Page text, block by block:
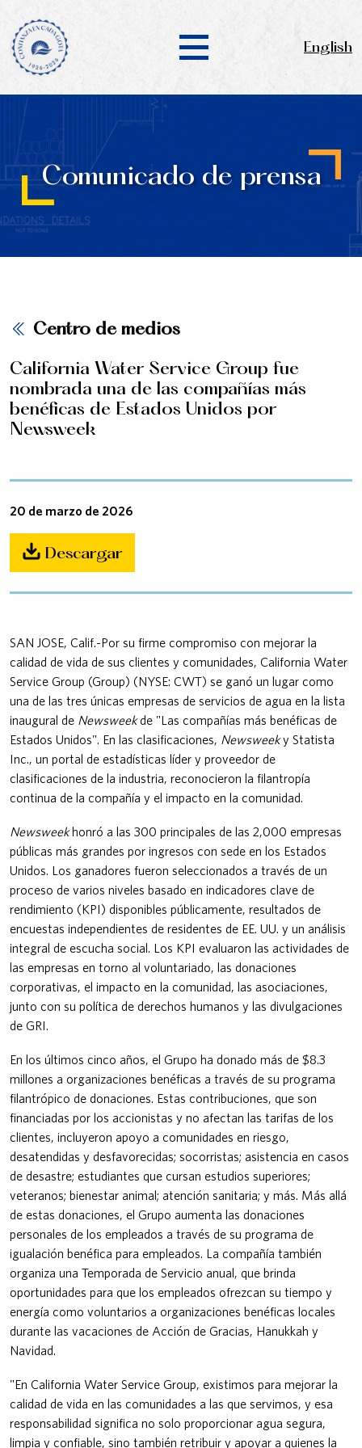
English
Comunicado de prensa
Centro de medios
California Water Service Group fue
nombrada una de las compañías más
benéficas de Estados Unidos por
Newsweek
20 de marzo de 2026
Descargar
SAN JOSE, Calif.-Por su firme compromiso con mejorar la
calidad de vida de sus clientes y comunidades, California Water
Service Group (Group) (NYSE: CWT) se ganó un lugar como
una de las tres únicas empresas de servicios de agua en la lista
inaugural de Newsweekde "Las compañías más benéficas de
Estados Unidos". En las clasificaciones,
Newsweeky Statista
Inc., un portal de estadísticas líder y proveedor de
clasificaciones de la industria, reconocieron la filantropía
continua de la compañía y el impacto en la comunidad.
Newsweekhonró a las 300 principales de las 2,000 empresas
públicas más grandes por ingresos con sede en los Estados
Unidos. Los ganadores fueron seleccionados a través de un
proceso de varios niveles basado en indicadores clave de
rendimiento (KPI) disponibles públicamente, resultados de
encuestas independientes de residentes de EE. UU. y un análisis
integral de escucha social. Los KPI evaluaron las actividades de
las empresas en torno al voluntariado, las donaciones
corporativas, el impacto en la comunidad, las asociaciones,
junto con su política de derechos humanos y las divulgaciones
de GRI.
En los últimos cinco años, el Grupo ha donado más de $8.3
millones a organizaciones benéficas a través de su programa
filantrópico de donaciones. Estas contribuciones, que son
financiadas por los accionistas y no afectan las tarifas de los
clientes, incluyeron apoyo a comunidades en riesgo,
desatendidas y desfavorecidas; socorristas; asistencia en casos
de desastre; estudiantes que cursan estudios superiores;
veteranos; bienestar animal; atención sanitaria; y más. Más allá
de estas donaciones, el Grupo aumenta las donaciones
personales de los empleados a través de su programa de
igualación benéfica para empleados. La compañía también
organiza una Temporada de Servicio anual, que brinda
oportunidades para que los empleados ofrezcan su tiempo y
energía como voluntarios a organizaciones benéficas locales
durante las vacaciones de Acción de Gracias, Hanukkah y
Navidad.
"En California Water Service Group, existimos para mejorar la
calidad de vida en las comunidades a las que servimos, y esa
responsabilidad significa no solo proporcionar agua segura,
limpia y confiable, sino también retribuir y apoyar a quienes la